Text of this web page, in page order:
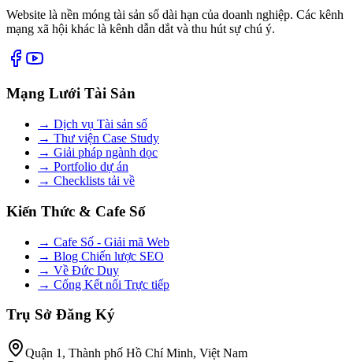
Website là nền móng tài sản số dài hạn của doanh nghiệp. Các kênh
mạng xã hội khác là kênh dẫn dắt và thu hút sự chú ý.
Mạng Lưới Tài Sản
→ Dịch vụ Tài sản số
→ Thư viện Case Study
→ Giải pháp ngành dọc
→ Portfolio dự án
→ Checklists tải về
Kiến Thức & Cafe Số
→ Cafe Số - Giải mã Web
→ Blog Chiến lược SEO
→ Về Đức Duy
→ Cổng Kết nối Trực tiếp
Trụ Sở Đăng Ký
Quận 1, Thành phố Hồ Chí Minh, Việt Nam